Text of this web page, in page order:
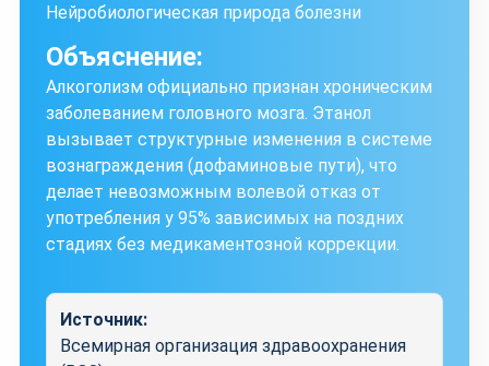
Нейробиологическая природа болезни
Объяснение:
Алкоголизм официально признан хроническим
заболеванием головного мозга. Этанол
вызывает структурные изменения в системе
вознаграждения (дофаминовые пути), что
делает невозможным волевой отказ от
употребления у 95% зависимых на поздних
стадиях без медикаментозной коррекции.
Источник:
Всемирная организация здравоохранения